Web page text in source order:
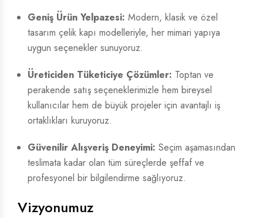
Geniş Ürün Yelpazesi: Modern, klasik ve özel
tasarım çelik kapı modelleriyle, her mimari yapıya
uygun seçenekler sunuyoruz.
Üreticiden Tüketiciye Çözümler: Toptan ve
perakende satış seçeneklerimizle hem bireysel
kullanıcılar hem de büyük projeler için avantajlı iş
ortaklıkları kuruyoruz.
Güvenilir Alışveriş Deneyimi: Seçim aşamasından
teslimata kadar olan tüm süreçlerde şeffaf ve
profesyonel bir bilgilendirme sağlıyoruz.
Vizyonumuz